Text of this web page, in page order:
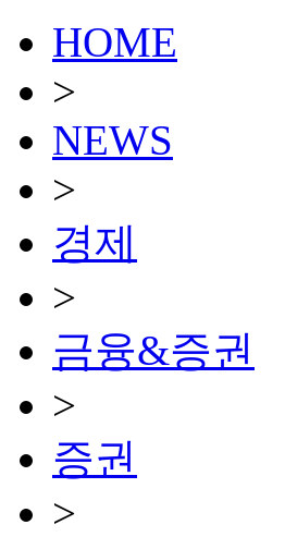
HOME
>
NEWS
>
경제
>
금융&증권
>
증권
>